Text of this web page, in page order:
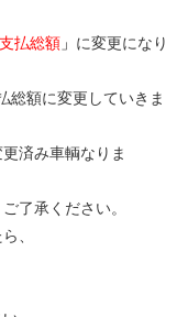
支払総額 」 に変更になり
総額に変更していきま
済み車輌なりま
了承ください。
、